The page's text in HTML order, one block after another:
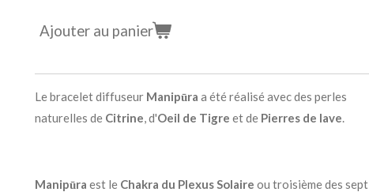
Ajouter au panier
Le bracelet diffuseur Manipūra a été réalisé avec des perles
naturelles de Citrine, d'Oeil de Tigre et de Pierres de lave.
Manipūra est le Chakra du Plexus Solaire ou troisième des sept